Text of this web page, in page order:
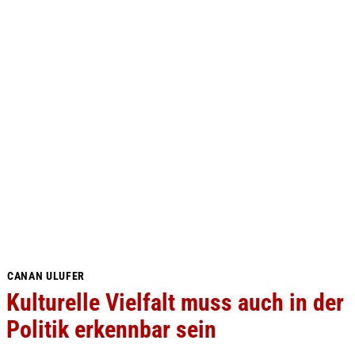
CANAN ULUFER
Kulturelle Vielfalt muss auch in der
Politik erkennbar sein